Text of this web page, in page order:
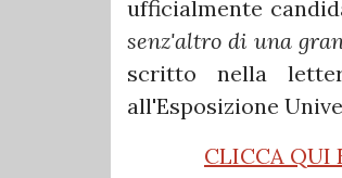
ufficialmente
senz'altro di una
scritto nella
all'Esposizione
CLICCA QUI